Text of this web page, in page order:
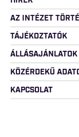
AZ INTÉZET
TÁJÉKOZTATÓK
ÁLLÁSAJÁNLATOK
KÖZÉRDEKŰ
KAPCSOLAT